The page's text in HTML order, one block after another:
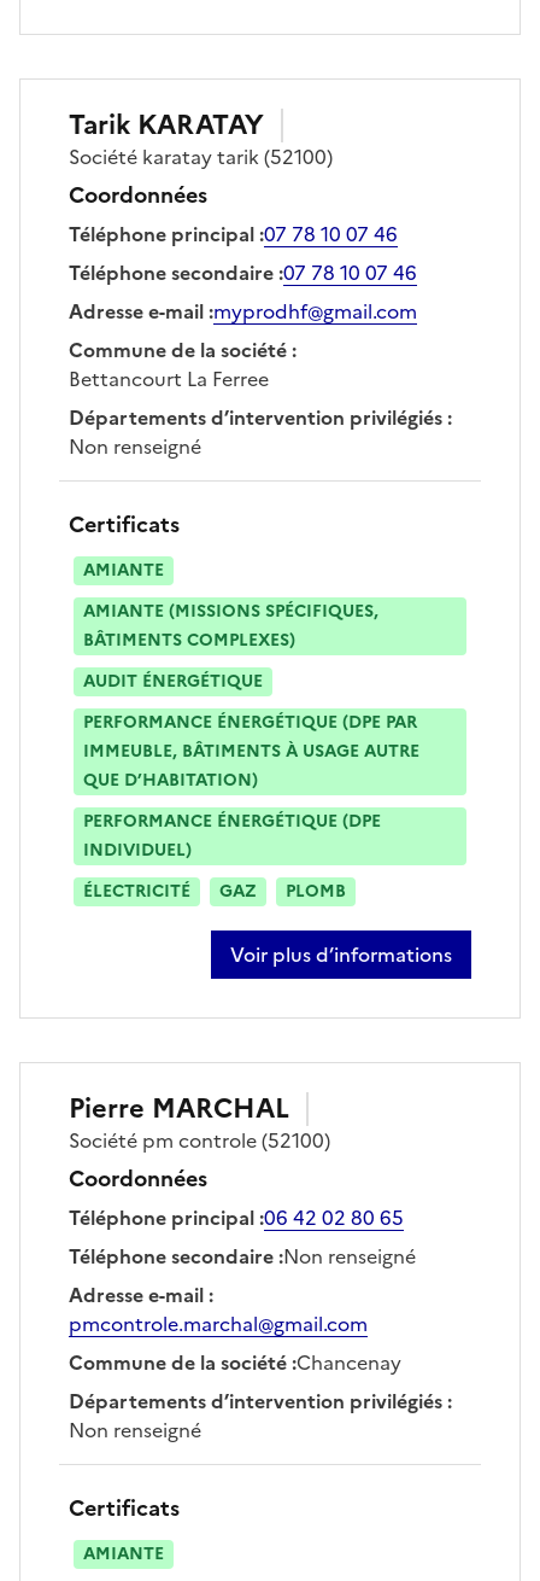
Tarik KARATAY
Société karatay tarik (52100)
Coordonnées
Téléphone principal:07 78 10 07 46
Téléphone secondaire:07 78 10 07 46
Adresse e-mail:myprodhf@gmail.com
Commune de la société:
Bettancourt La Ferree
Départements d’intervention privilégiés:
Non renseigné
Certificats
AMIANTE
AMIANTE (MISSIONS SPÉCIFIQUES,
BÂTIMENTS COMPLEXES)
AUDIT ÉNERGÉTIQUE
PERFORMANCE ÉNERGÉTIQUE (DPE PAR
IMMEUBLE, BÂTIMENTS À USAGE AUTRE
QUE D’HABITATION)
PERFORMANCE ÉNERGÉTIQUE (DPE
INDIVIDUEL)
ÉLECTRICITÉ
GAZ PLOMB
Voir plus d’informations
sur tarik karatay
Pierre MARCHAL
Société pm controle(52100)
Coordonnées
Téléphone principal:06 42 02 80 65
Téléphone secondaire:Non renseigné
Adresse e-mail:
pmcontrole.marchal@gmail.com
Commune de la société:Chancenay
Départements d’intervention privilégiés:
Non renseigné
Certificats
AMIANTE